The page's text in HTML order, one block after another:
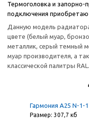
Термоголовка и запорно-
подключения
Данную модель
цвете (белый муар,
металлик, серый темный
муар производителя, а
классической палитры RAL.
Гармония А25 N-1-
Размер: 307,7 кб